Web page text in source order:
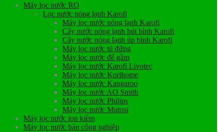
Máy lọc nước RO
Lọc nước nóng lạnh Karofi
Máy lọc nước nóng lạnh Karofi
Cây nước nóng lạnh hút bình Karofi
Cây nước nóng lạnh úp bình Karofi
Máy lọc nước tủ đứng
Máy lọc nước để gầm
Máy lọc nước Karofi Livotec
Máy lọc nước Korihome
Máy lọc nước Kangaroo
Máy lọc nước AO Smith
Máy lọc nước Philips
Máy lọc nước Mutosi
Máy lọc nước ion kiềm
Máy lọc nước bán công nghiệp